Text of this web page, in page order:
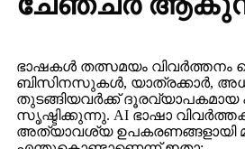
ഭാഷകൾ തത്സമയം വിവർത്തനം
ബിസിനസുകൾ, യാത്രക്കാർ,
തുടങ്ങിയവർക്ക്
സൃഷ്ടിക്കുന്നു. AI ഭാഷാ
അത്യാവശ്യ ഉപകരണങ്ങളായി